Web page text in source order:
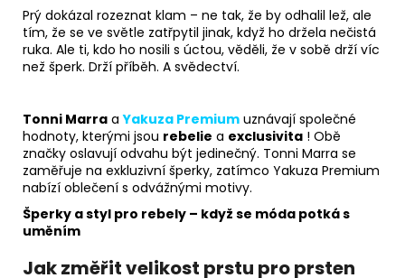
Prý dokázal rozeznat klam – ne tak, že by odhalil lež, ale
tím, že se ve světle zatřpytil jinak, když ho držela nečistá
ruka. Ale ti, kdo ho nosili s úctou, věděli, že v sobě drží víc
než šperk. Drží příběh. A svědectví.
Tonni Marra aYakuza Premium uznávají společné
hodnoty, kterými jsou rebelie a exclusivita ! Obě
značky oslavují odvahu být jedinečný. Tonni Marra se
zaměřuje na exkluzivní šperky, zatímco Yakuza Premium
nabízí oblečení s odvážnými motivy.
Šperky a styl pro rebely – když se móda potká s
uměním
Jak změřit velikost prstu pro prsten